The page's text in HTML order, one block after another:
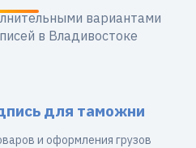
вариантами
в Владивостоке
для таможни
и оформления грузов